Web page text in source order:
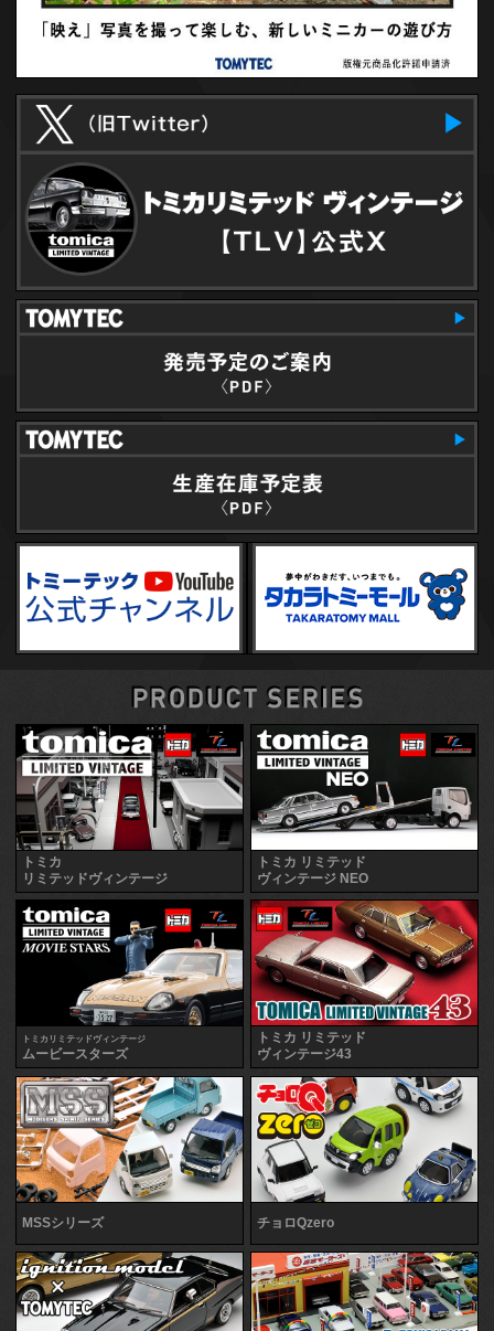
トミカ
リミテッドヴィンテージ
トミカ リミテッド
ヴィンテージ NEO
トミカリミテッドヴィンテージ
ムービースターズ
トミカ リミテッド
ヴィンテージ43
MSSシリーズ チョロQzero